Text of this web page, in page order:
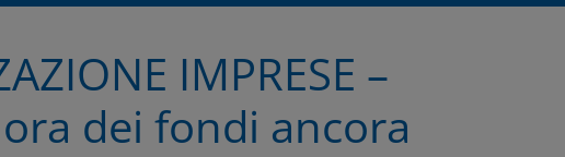
IMPRESE –
dei fondi ancora